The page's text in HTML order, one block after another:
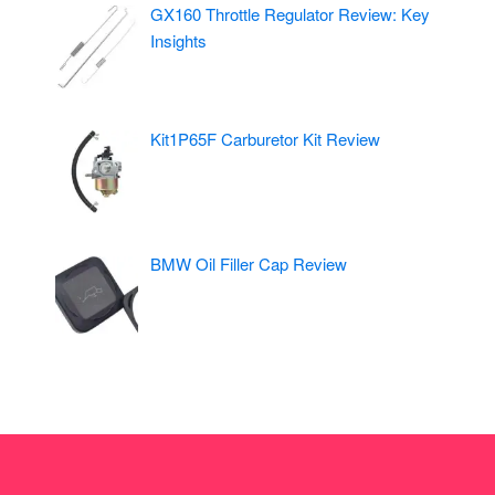
GX160 Throttle Regulator Review: Key
Insights
Kit1P65F Carburetor Kit Review
BMW Oil Filler Cap Review